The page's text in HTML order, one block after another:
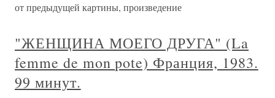
от предыдущей картины, произведение
"ЖЕНЩИНА МОЕГО ДРУГА" (La
femme de mon pote) Франция, 1983.
99 минут.